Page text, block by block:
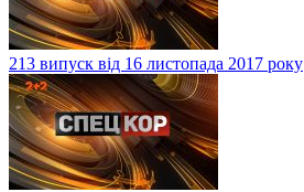
213 випуск від 16 листопада 2017 року